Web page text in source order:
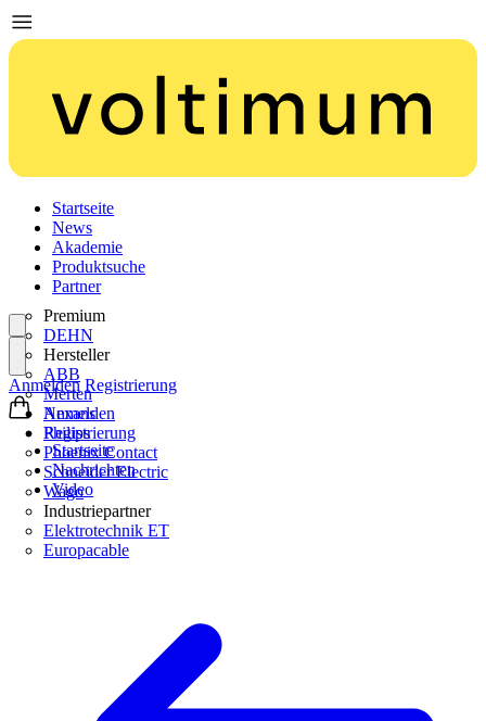
Startseite
News
Akademie
Produktsuche
Partner
Premium
DEHN
Hersteller
ABB
Merten
Nexans
Philips
Phoenix Contact
Schneider Electric
Wago
Industriepartner
Elektrotechnik ET
Europacable
Anmelden
Registrierung
Anmelden Registrierung
Startseite
Nachrichten
Video